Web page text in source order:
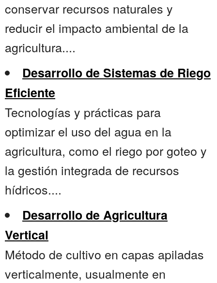
conservar recursos naturales y
reducir el impacto ambiental de la
agricultura....
Desarrollo de Sistemas de Riego
Eficiente
Tecnologías y prácticas para
optimizar el uso del agua en la
agricultura, como el riego por goteo y
la gestión integrada de recursos
hídricos....
Desarrollo de Agricultura
Vertical
Método de cultivo en capas apiladas
verticalmente, usualmente en